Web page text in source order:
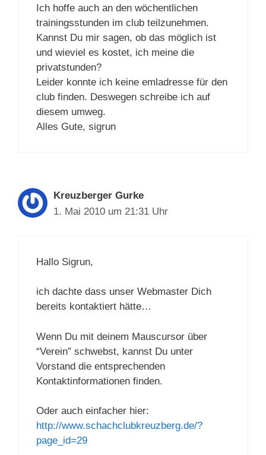
Ich hoffe auch an den wöchentlichen
trainingsstunden im club teilzunehmen.
Kannst Du mir sagen, ob das möglich ist
und wieviel es kostet, ich meine die
privatstunden?
Leider konnte ich keine emladresse für den
club finden. Deswegen schreibe ich auf
diesem umweg.
Alles Gute, sigrun
Kreuzberger Gurke
1. Mai 2010 um 21:31 Uhr
Hallo Sigrun,
ich dachte dass unser Webmaster Dich
bereits kontaktiert hätte…
Wenn Du mit deinem Mauscursor über
“Verein” schwebst, kannst Du unter
Vorstand die entsprechenden
Kontaktinformationen finden.
Oder auch einfacher hier:
http://www.schachclubkreuzberg.de/?
page_id=29